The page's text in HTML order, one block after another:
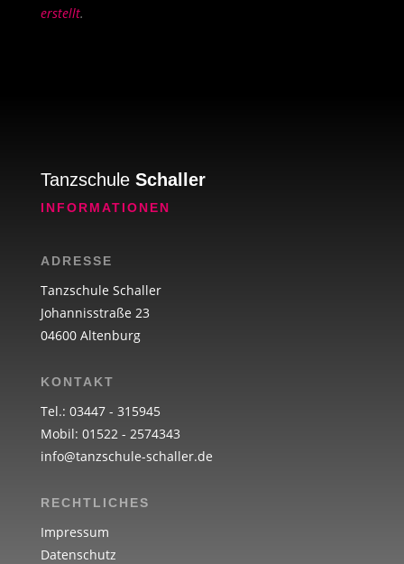
erstellt.
Tanzschule Schaller
INFORMATIONEN
ADRESSE
Tanzschule Schaller
Johannisstraße 23
04600 Altenburg
KONTAKT
Tel.: 03447 - 315945
Mobil: 01522 - 2574343
info@tanzschule-schaller.de
RECHTLICHES
Impressum
Datenschutz